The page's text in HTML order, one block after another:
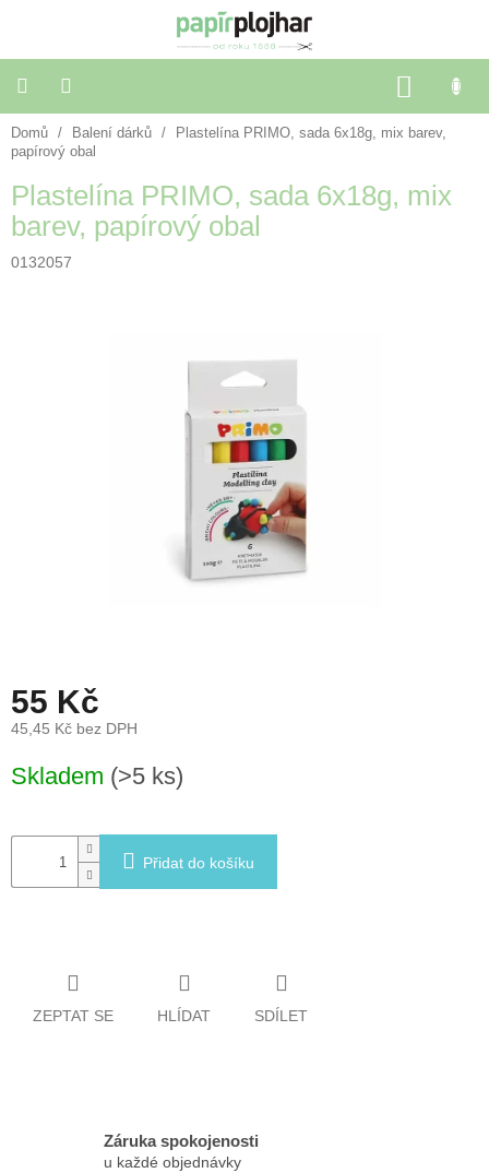
KOŠÍK
Balení
dárků
Dekorace
a
doplňky
Novinky
Prodejny
Domů / Balení dárků /
Plastelína PRIMO, sada 6x18g, mix barev,
papírový obal
Plastelína PRIMO, sada 6x18g, mix
barev, papírový obal
0132057
55 Kč
45,45 Kč bez DPH
cena:
Skladem (>5 ks)
Přidat do košíku
ZEPTAT SE HLÍDAT SDÍLET
Záruka spokojenosti
u každé objednávky